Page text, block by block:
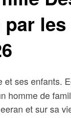
ses enfants.
homme de
et sur sa